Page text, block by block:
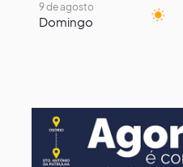
9 de agosto
Domingo
Terça-Feira
12 de agosto
Quarta-Feira